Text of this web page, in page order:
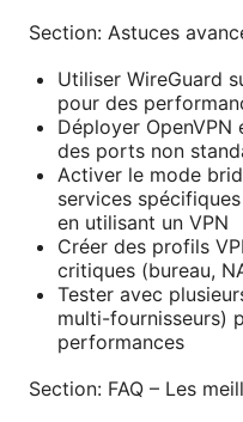
Section: Astuces
Utiliser WireGuard
pour des
Déployer
des ports non
Activer le mode
services
en utilisant un VPN
Créer des profils
critiques (bureau,
Tester avec
multi-fournisseurs)
performances
Section: FAQ – Les